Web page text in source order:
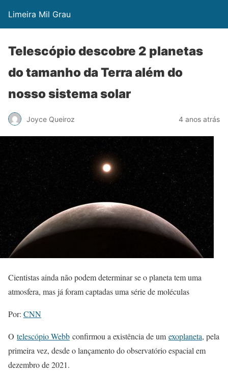
Limeira Mil Grau
Telescópio descobre 2 planetas
do tamanho da Terra além do
nosso sistema solar
Joyce Queiroz 4 anos atrás
Cientistas ainda não podem determinar se o planeta tem uma
atmosfera, mas já foram captadas uma série de moléculas
Por: CNN
O telescópio Webb confirmou a existência de um exoplaneta, pela
primeira vez, desde o lançamento do observatório espacial em
dezembro de 2021.